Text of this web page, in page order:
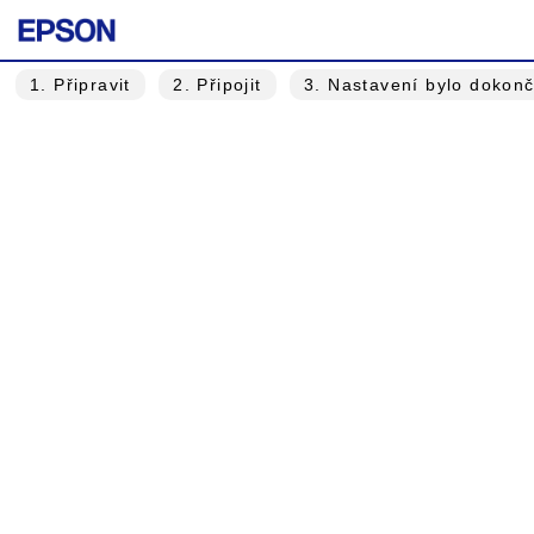
1 . Připravit 2 . Připojit 3 . Nastavení bylo